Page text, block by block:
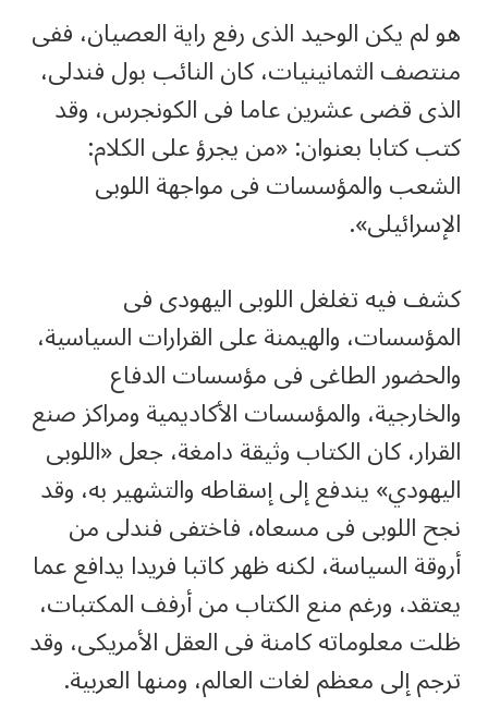
هو لم يكن الوحيد الذى رفع راية العصيان، ففى
منتصف الثمانينيات، كان النائب بول فندلى،
الذى قضى عشرين عاما فى الكونجرس، وقد
كتب كتابا بعنوان: «من يجرؤ على الكلام:
الشعب والمؤسسات فى مواجهة اللوبى
الإسرائيلى».
كشف فيه تغلغل اللوبى اليهودى فى
المؤسسات، والهيمنة على القرارات السياسية،
والحضور الطاغى فى مؤسسات الدفاع
والخارجية، والمؤسسات الأكاديمية ومراكز صنع
القرار، كان الكتاب وثيقة دامغة، جعل «اللوبى
اليهودي» يندفع إلى إسقاطه والتشهير به، وقد
نجح اللوبى فى مسعاه، فاختفى فندلى من
أروقة السياسة، لكنه ظهر كاتبا فريدا يدافع عما
يعتقد، ورغم منع الكتاب من أرفف المكتبات،
ظلت معلوماته كامنة فى العقل الأمريكى، وقد
ترجم إلى معظم لغات العالم، ومنها العربية.